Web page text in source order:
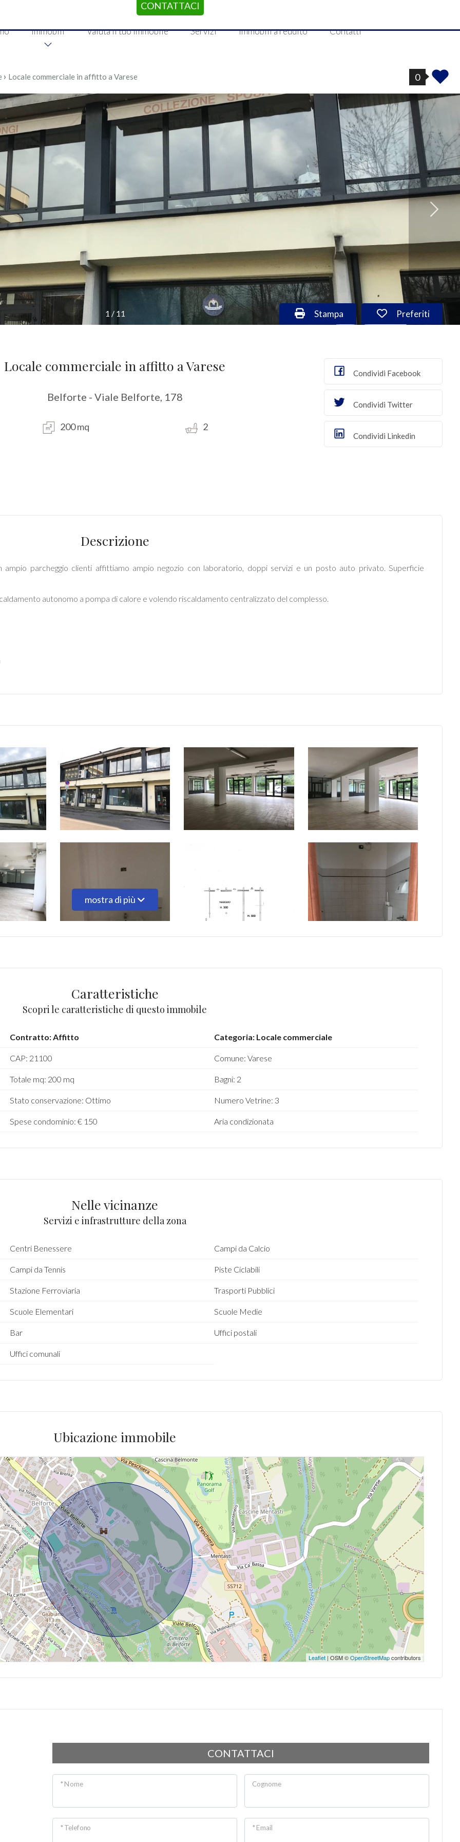
Immobili Valuta il tuo immobile Servizi Immobili a reddito Contatti
CONTATTACI
› Locale commerciale in affitto a Varese 0
1 / 11
Locale commerciale in affitto a Varese
Belforte - Viale Belforte, 178
200 mq 2
Preferiti: Cod.
Preferiti
Stampa: Cod. VA/3018
Stampa
Condividi Facebook
Condividi Twitter
Condividi Linkedin
Descrizione
parcheggio clienti affittiamo ampio negozio con laboratorio, doppi servizi e un posto auto privato. Superficie
autonomo a pompa di calore e volendo riscaldamento centralizzato del complesso.
mostra di più
Caratteristiche
Scopri le caratteristiche di questo immobile
Contratto: Affitto Categoria: Locale commerciale
CAP: 21100 Comune: Varese
Totale mq: 200 mq Bagni: 2
Stato conservazione: Ottimo Numero Vetrine: 3
Spese condominio: € 150 Aria condizionata
Nelle vicinanze
Servizi e infrastrutture della zona
Centri Benessere Campi da Calcio
Campi da Tennis Piste Ciclabili
Stazione Ferroviaria Trasporti Pubblici
Scuole Elementari Scuole Medie
Bar Uffici postali
Uffici comunali
Ubicazione immobile
Leaflet | OSM ©OpenStreetMapcontributors
CONTATTACI
* Nome Cognome
* Telefono * Email